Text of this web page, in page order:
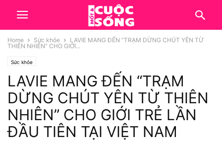
Home Sức khỏe
LAVIE MANG ĐẾN “TRẠM DỪNG CHÚT YÊN TỪ
THIÊN NHIÊN” CHO GIỚI...
Sức khỏe
LAVIE MANG ĐẾN “TRẠM
DỪNG CHÚT YÊN TỪ THIÊN
NHIÊN” CHO GIỚI TRẺ LẦN
ĐẦU TIÊN TẠI VIỆT NAM